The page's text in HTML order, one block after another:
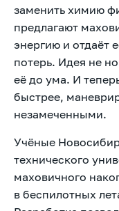
заменить химию
предлагают
энергию и отдаёт
потерь. Идея не
её до ума. И
быстрее,
незамеченными.
Учёные
технического
маховичного
в беспилотных